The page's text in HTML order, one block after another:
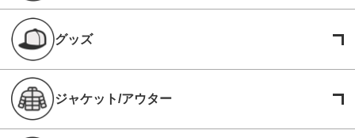
グッズ
ジャケット/アウター